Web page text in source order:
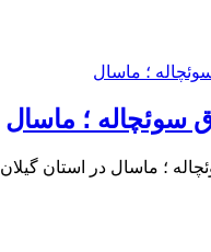
سوئچاله ؛ ماسال
؛ ماسال در استان گیلان